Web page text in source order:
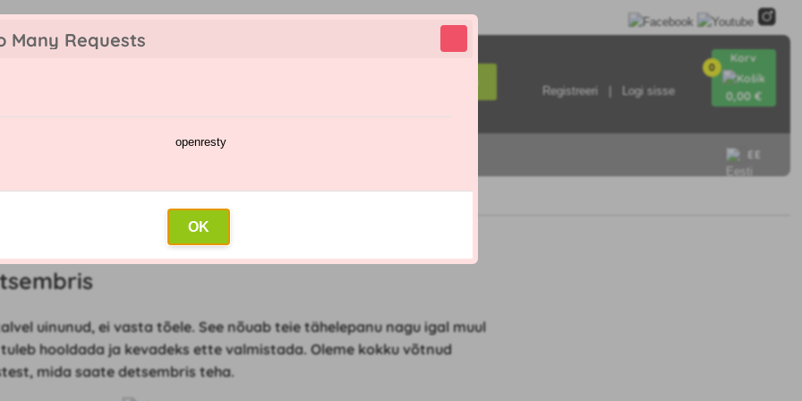
Many Requests
openresty
OK
Registreeri Logi sisse
0
Korv
0,00 €
EE
uinunud, ei vasta tõele. See nõuab teie tähelepanu nagu igal muul
tuleb hooldada ja kevadeks ette valmistada. Oleme kokku võtnud
mida saate detsembris teha.